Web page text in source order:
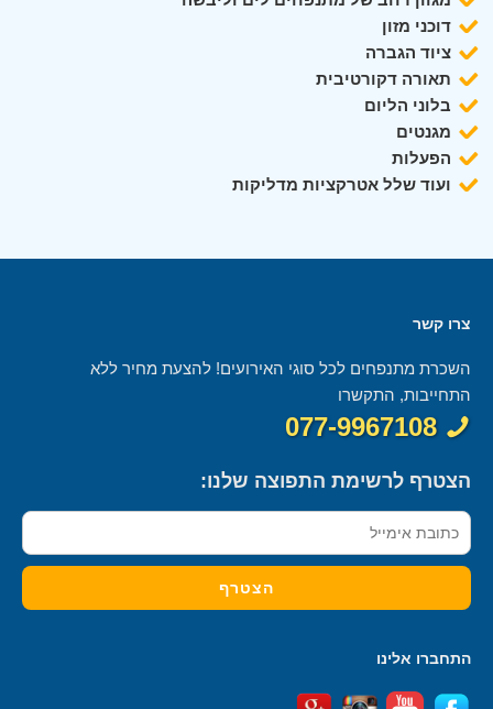
דוכני מזון
ציוד הגברה
תאורה דקורטיבית
בלוני הליום
מגנטים
הפעלות
ועוד שלל אטרקציות מדליקות
צרו קשר
השכרת מתנפחים לכל סוגי האירועים! להצעת מחיר ללא
התחייבות, התקשרו
077-9967108
הצטרף לרשימת התפוצה שלנו:
התחברו אלינו